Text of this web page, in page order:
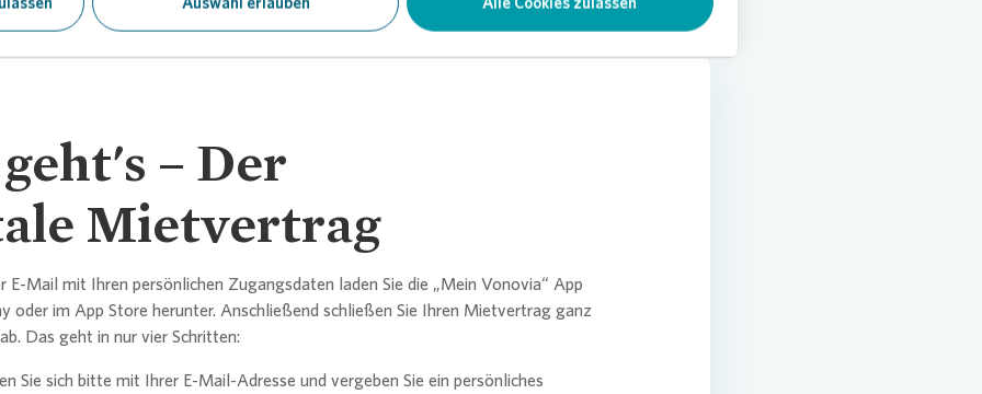
– Der
Mietvertrag
E-Mail mit Ihren persönlichen Zugangsdaten laden Sie die „Mein Vonovia“ App
oder im App Store herunter. Anschließend schließen Sie Ihren Mietvertrag ganz
Das geht in nur vier Schritten:
Sie sich bitte mit Ihrer E-Mail-Adresse und vergeben Sie ein persönliches